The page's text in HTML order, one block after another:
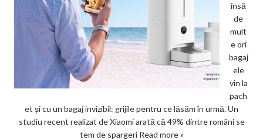
însă
de
mult
e ori
bagaj
ele
vin la
pach
et și cu un bagaj invizibil: grijile pentru ce lăsăm în urmă. Un
studiu recent realizat de Xiaomi arată că 49% dintre români se
tem de spargeri Read more »